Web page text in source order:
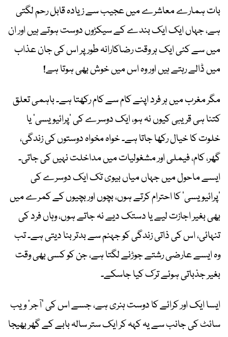
بات ہمارے معاشرے میں عجیب سے زیادہ قابل رحم لگتی
ہے، جہاں ایک ایک بندے کے سیکڑوں دوست ہوتے ہیں اور ان
میں سے کئی ایک ہر وقت رضاکارانہ طور پر اس کی جان عذاب
میں ڈالے رہتے ہیں اور وہ اس میں خوش بھی ہوتا ہے!
مگر مغرب میں ہر فرد اپنے کام سے کام رکھتا ہے۔ باہمی تعلق
کتنا ہی قریبی کیوں نہ ہو، ایک دوسرے کی ’پرائیویسی‘ یا
خلوت کا خیال رکھا جاتا ہے۔ خواہ مخواہ دوستوں کی زندگی،
گھر، کام، فیملی اور مشغولیات میں مداخلت نہیں کی جاتی۔
ایسے ماحول میں جہاں میاں بیوی تک ایک دوسرے کی
’پرائیویسی‘ کا احترام کرتے ہوں، بچوں اور بچیوں کے کمرے میں
بھی بغیر اجازت لیے یا دستک دیے نہ جاتے ہوں، وہاں فرد کی
تنہائی، اس کی ذاتی زندگی کو جہنم سے بدتر بنا دیتی ہے۔ تب
وہ ایسے عارضی رشتے جوڑنے لگتا ہے، جن کو کسی بھی وقت
بغیر جذباتی ہوئے ترک کیا جاسکے۔
ایسا ایک اور کرائے کا دوست ہنری ہے، جسے اس کی ’آجر‘ ویب
سائٹ کی جانب سے یہ کہہ کر ایک ستر سالہ بابے کے گھر بھیجا